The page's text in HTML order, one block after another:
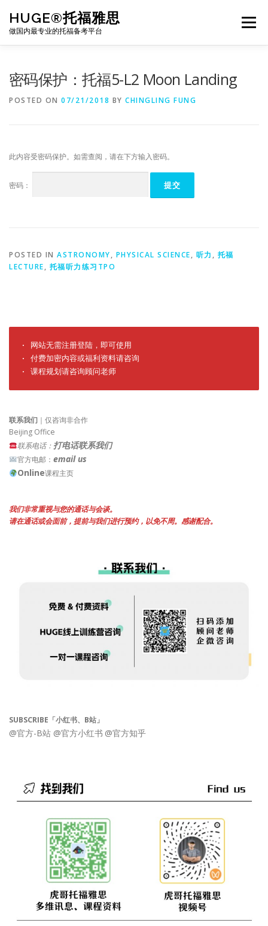
content
HUGE®托福雅思
做国内最专业的托福备考平台
Menu
BJ北京｜OFFICE 托福题库登陆
密码保护：托福5-L2 Moon Landing
POSTED ON 07/21/2018 BY CHINGLING FUNG
此内容受密码保护。如需查阅，请在下方输入密码。
密码：
POSTED IN ASTRONOMY, PHYSICAL SCIENCE, 听力 , 托福
LECTURE, 托福听力练习TPO
· 网站无需注册登陆，即可使用
· 付费加密内容或福利资料请咨询
· 课程规划请咨询顾问老师
联系我们 ｜仅咨询非合作
Beijing Office
联系电话： 打电话联系我们
官方电邮： email us
Online课程主页
我们非常重视与您的通话与会谈。
请在通话或会面前，提前与我们进行预约，以免不周。感谢配合。
SUBSCRIBE「小红书、B站」
@官方-B站 @官方小红书 @官方知乎